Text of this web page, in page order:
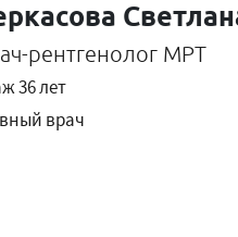
рентгенолог МРТ
36 лет
врач